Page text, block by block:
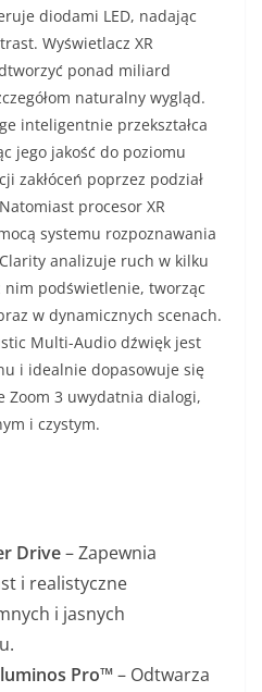
diodami LED, nadając
Wyświetlacz XR
ponad miliard
naturalny wygląd.
inteligentnie przekształca
jego jakość do poziomu
zakłóceń poprzez podział
procesor XR
systemu rozpoznawania
analizuje ruch w kilku
podświetlenie, tworząc
w dynamicznych scenach.
Multi-Audio dźwięk jest
i idealnie dopasowuje się
Zoom 3 uwydatnia dialogi,
i czystym.
Drive– Zapewnia
i realistyczne
i jasnych
Pro™– Odtwarza